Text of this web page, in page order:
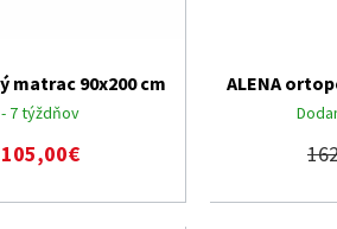
7 týždňov
matrac 90x200 cm
105,00€
ALENA